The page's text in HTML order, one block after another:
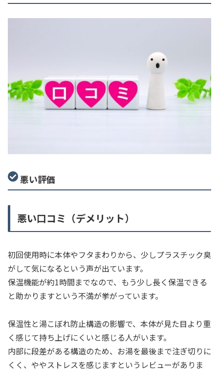
悪い評価
悪い口コミ（デメリット）
初回使用時に本体やフタまわりから、少しプラスチック臭
がして気になるという声が出ています。
保温機能が約1時間までなので、もう少し長く保温できる
と助かりますという不満が挙がっています。
保温性と湯こぼれ防止構造の影響で、本体が見た目より重
く感じて持ち上げにくいと感じる人がいます。
内部に段差がある構造のため、お湯を最後まで注ぎ切りに
くく、ややストレスを感じますというレビューがありま